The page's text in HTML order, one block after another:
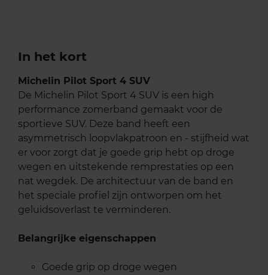
In het kort
Michelin Pilot Sport 4 SUV
De Michelin Pilot Sport 4 SUV is een high
performance zomerband gemaakt voor de
sportieve SUV. Deze band heeft een
asymmetrisch loopvlakpatroon en - stijfheid wat
er voor zorgt dat je goede grip hebt op droge
wegen en uitstekende remprestaties op een
nat wegdek. De architectuur van de band en
het speciale profiel zijn ontworpen om het
geluidsoverlast te verminderen.
Belangrijke eigenschappen
Goede grip op droge wegen